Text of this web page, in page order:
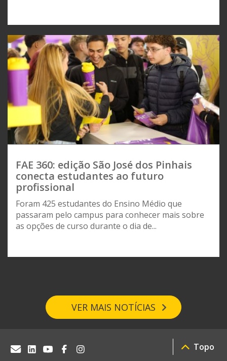
FAE 360: edição São José dos Pinhais
conecta estudantes ao futuro
profissional
Foram 425 estudantes do Ensino Médio que
passaram pelo campus para conhecer mais sobre
as opções de curso durante o dia de...
VER MAIS NOTÍCIAS
Topo